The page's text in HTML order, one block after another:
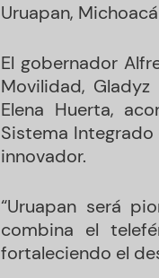
Uruapan,
El gobernador
Movilidad,
Elena Huerta,
Sistema
innovador.
“Uruapan será
combina el
fortaleciendo el